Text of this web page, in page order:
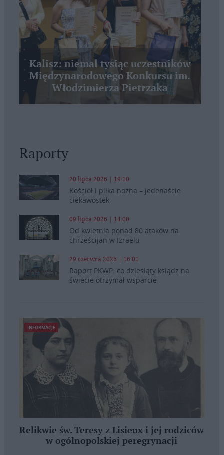
Kalisz: niemal tysiąc uczestników
Międzynarodowego Konkursu im.
Włodzimierza Pietrzaka
Raporty
20 lipca 2026 | 19:10
Kościół i piłka nożna – jedenaście
ciekawostek
09 lipca 2026 | 14:00
Od kwietnia ponad 80 ataków na
chrześcijan w Izraelu
29 czerwca 2026 | 16:01
Raport PKWP: co dziesiąty ksiądz na
świecie otrzymał wsparcie
INFORMACJE
Relikwie św. Teresy z Lisieux i jej rodziców
w ogólnopolskiej peregrynacji